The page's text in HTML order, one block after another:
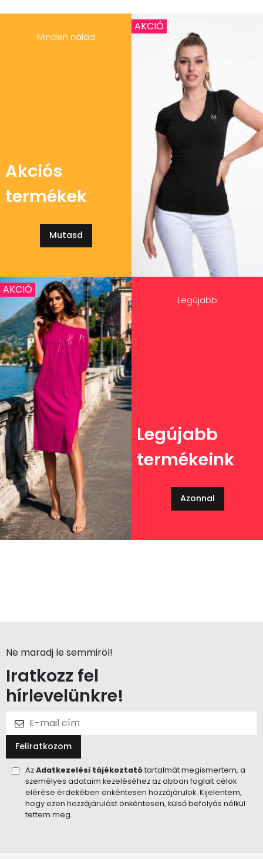
Minden nálad
Akciós
termékek
Mutasd
AKCIÓ
Legújabb
Legújabb
termékeink
Azonnal
AKCIÓ
Ne maradj le semmiröl!
Iratkozz fel
hírlevelünkre!
Feliratkozom
AzAdatkezelési tájékoztatótartalmát megismertem, a
személyes adataim kezeléséhez az abban foglalt célok
elérése érdekében önkéntesen hozzájárulok. Kijelentem,
hogy ezen hozzájárulást önkéntesen, külső befolyás nélkül
tettem meg.